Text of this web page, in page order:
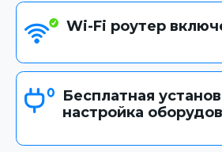
Wi-Fi роутер
Бесплатная
настройка